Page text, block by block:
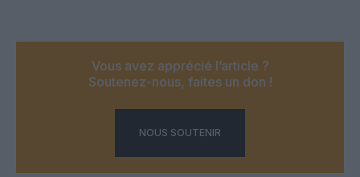
Vous avez apprécié l’article ?
Soutenez-nous, faites un don !
NOUS SOUTENIR